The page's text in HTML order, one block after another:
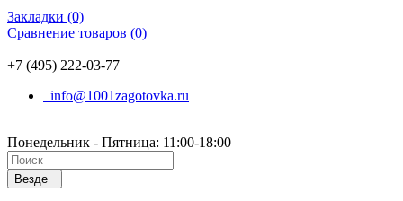
Закладки (0)
Сравнение товаров (0)
+7 (495) 222-03-77
info@1001zagotovka.ru
Понедельник - Пятница: 11:00-18:00
Везде